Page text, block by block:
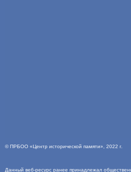
©ПРБОО «Центр исторической памяти» , 2022 г.
Данный веб-ресурс ранее принадлежал